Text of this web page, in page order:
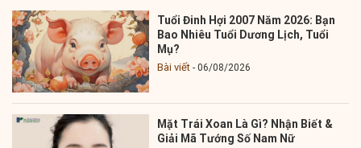
Tuổi Đinh Hợi 2007 Năm 2026: Bạn
Bao Nhiêu Tuổi Dương Lịch, Tuổi
Mụ?
Bài viết 06/08/2026
Mặt Trái Xoan Là Gì? Nhận Biết &
Giải Mã Tướng Số Nam Nữ